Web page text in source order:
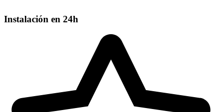
Instalación en 24h